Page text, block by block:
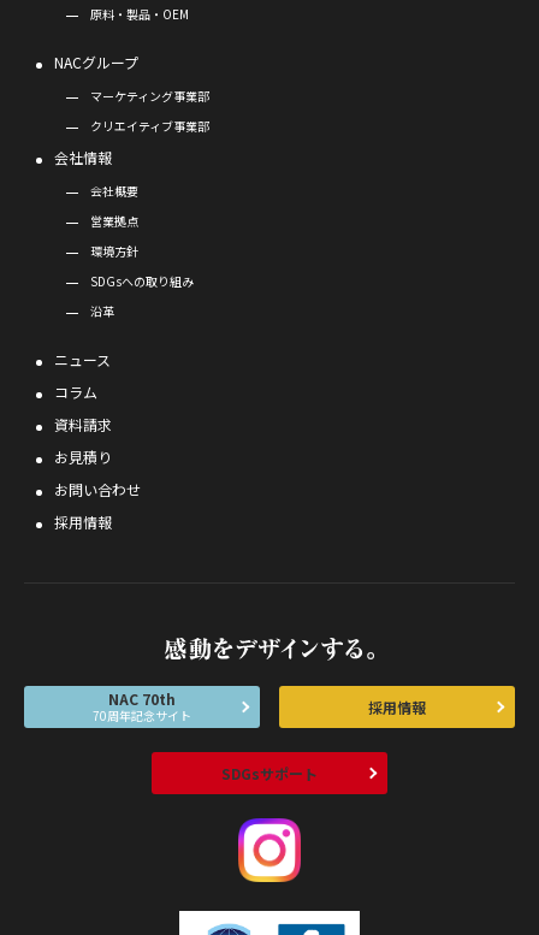
原料・製品・OEM
NACグループ
マーケティング事業部
クリエイティブ事業部
会社情報
会社概要
営業拠点
環境方針
SDGsへの取り組み
沿革
ニュース
コラム
資料請求
お見積り
お問い合わせ
採用情報
NAC 70th
70周年記念サイト 採用情報
SDGsサポート